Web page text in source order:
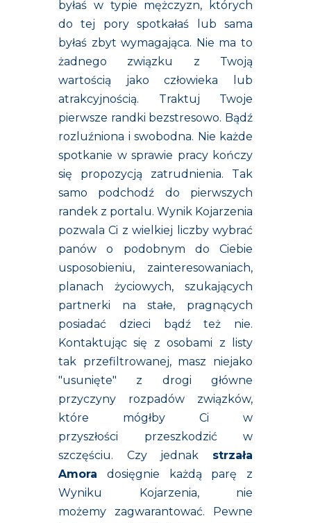
byłaś w typie mężczyzn, których
do tej pory spotkałaś lub sama
byłaś zbyt wymagająca. Nie ma to
żadnego związku z Twoją
wartością jako człowieka lub
atrakcyjnością. Traktuj Twoje
pierwsze randki bezstresowo. Bądź
rozluźniona i swobodna. Nie każde
spotkanie w sprawie pracy kończy
się propozycją zatrudnienia. Tak
samo podchodź do pierwszych
randek z portalu. Wynik Kojarzenia
pozwala Ci z wielkiej liczby wybrać
panów o podobnym do Ciebie
usposobieniu, zainteresowaniach,
planach życiowych, szukających
partnerki na stałe, pragnących
posiadać dzieci bądź też nie.
Kontaktując się z osobami z listy
tak przefiltrowanej, masz niejako
"usunięte" z drogi główne
przyczyny rozpadów związków,
które mógłby Ci w
przyszłości przeszkodzić w
szczęściu. Czy jednak strzała
Amora dosięgnie każdą parę z
Wyniku Kojarzenia, nie
możemy zagwarantować. Pewne